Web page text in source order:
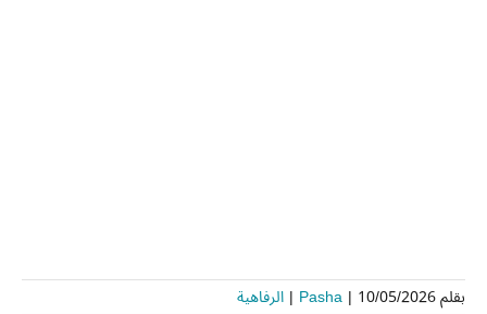
بقلم Pasha | 10/05/2026
| الرفاهية